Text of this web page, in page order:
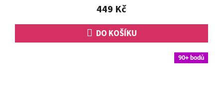
5
hvězdiček.
449 Kč
DO KOŠÍKU
90+ bodů